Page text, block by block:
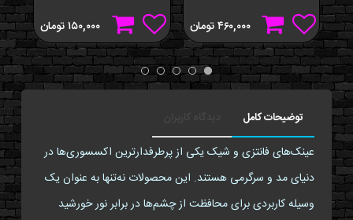
۴۶۰,۰۰۰تومان ۱۵۰,۰۰۰تومان
توضیحات کامل
عینک‌های فانتزی و شیک یکی از پرطرفدارترین اکسسوری‌ها در
دنیای مد و سرگرمی هستند. این محصولات نه‌تنها به عنوان یک
وسیله کاربردی برای محافظت از چشم‌ها در برابر نور خورشید